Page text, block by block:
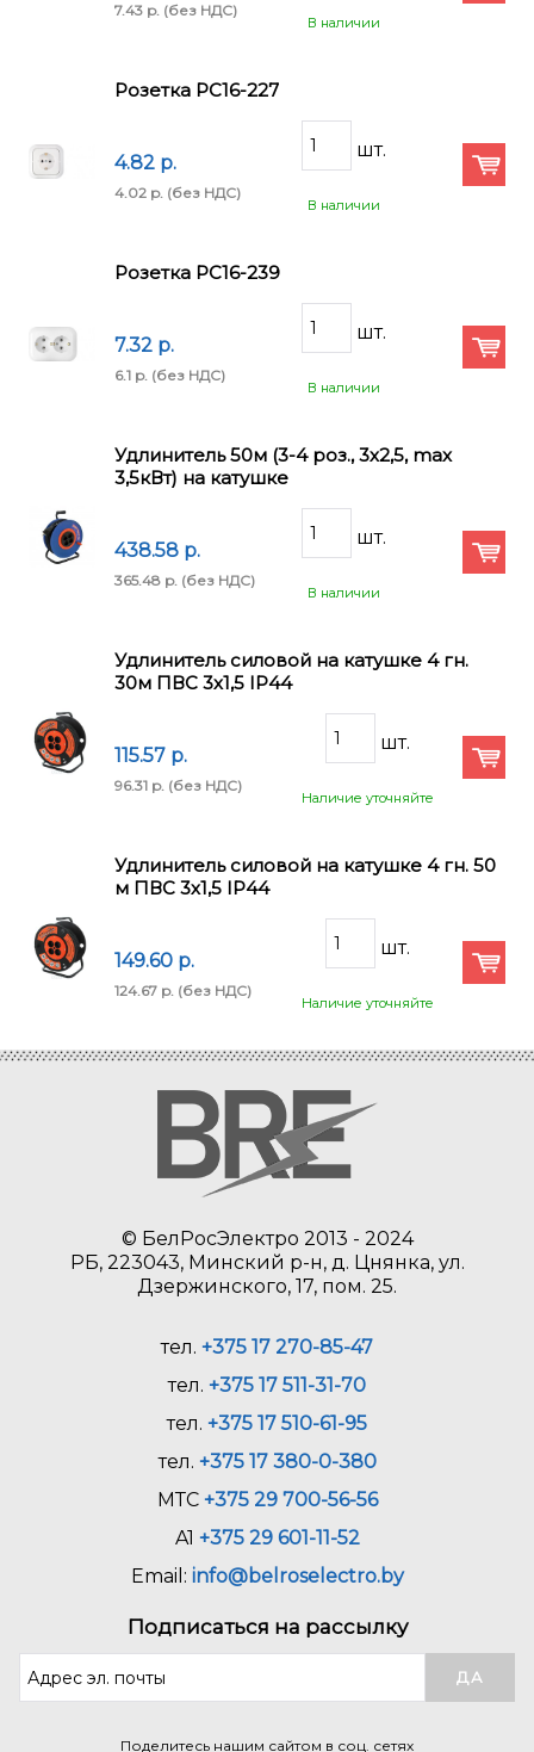
7.43 p. (без НДС)
В наличии
Розетка РС16-227
4.82 p.
4.02 p. (без НДС)
В наличии
Розетка РС16-239
7.32 p.
6.1 p. (без НДС)
В наличии
Удлинитель 50м (3-4 роз., 3х2,5, max
3,5кВт) на катушке
438.58 p.
365.48 p. (без НДС)
В наличии
Удлинитель силовой на катушке 4 гн.
30м ПВС 3х1,5 IP44
115.57 p.
96.31 p. (без НДС)
Наличие уточняйте
Удлинитель силовой на катушке 4 гн. 50
м ПВС 3х1,5 IP44
149.60 p.
124.67 p. (без НДС)
Наличие уточняйте
© БелРосЭлектро 2013 - 2024
РБ, 223043, Минский р-н, д. Цнянка, ул.
Дзержинского, 17, пом. 25.
тел. +375 17 270-85-47
тел. +375 17 511-31-70
тел. +375 17 510-61-95
тел. +375 17 380-0-380
МТС +375 29 700-56-56
A1 +375 29 601-11-52
Email: info@belroselectro.by
Подписаться на рассылку
Поделитесь нашим сайтом в соц. сетях